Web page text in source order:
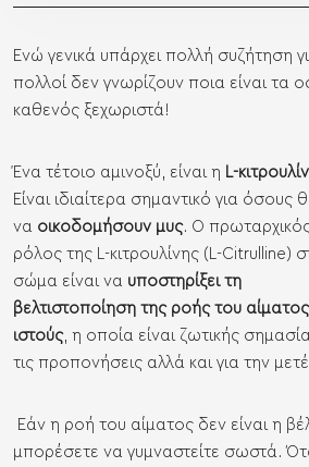
Ενώ γενικά υπάρχει πολλή συζήτηση
πολλοί δεν γνωρίζουν ποια είναι τα
καθενός ξεχωριστά!
Ένα τέτοιο αμινοξύ, είναι η L-
Είναι ιδιαίτερα σημαντικό για όσους
να οικοδομήσουν μυς. Ο
ρόλος της L-κιτρουλίνης (L-Citrulline)
σώμα είναι να υποστηρίξει τη
βελτιστοποίηση της ροής του
ιστούς, η οποία είναι ζωτικής
τις προπονήσεις αλλά και για την
Εάν η ροή του αίματος δεν είναι η
μπορέσετε να γυμναστείτε σωστά.